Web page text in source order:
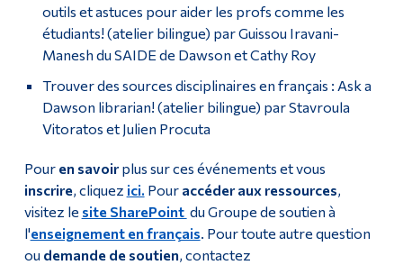
outils et astuces pour aider les profs comme les
étudiants! (atelier bilingue) par Guissou Iravani-
Manesh du SAIDE de Dawson et Cathy Roy
Trouver des sources disciplinaires en français : Ask a
Dawson librarian! (atelier bilingue) par Stavroula
Vitoratos et Julien Procuta
Pouren savoirplus sur ces événements et vous
inscrire, cliquez ici. Pour accéder aux ressources,
visitez le site SharePoint du Groupe de soutien à
l'enseignement en français. Pour toute autre question
ou demande de soutien, contactez